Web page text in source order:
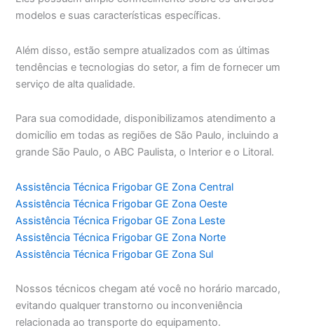
modelos e suas características específicas.
Além disso, estão sempre atualizados com as últimas
tendências e tecnologias do setor, a fim de fornecer um
serviço de alta qualidade.
Para sua comodidade, disponibilizamos atendimento a
domicílio em todas as regiões de São Paulo, incluindo a
grande São Paulo, o ABC Paulista, o Interior e o Litoral.
Assistência Técnica Frigobar GE Zona Central
Assistência Técnica Frigobar GE Zona Oeste
Assistência Técnica Frigobar GE Zona Leste
Assistência Técnica Frigobar GE Zona Norte
Assistência Técnica Frigobar GE Zona Sul
Nossos técnicos chegam até você no horário marcado,
evitando qualquer transtorno ou inconveniência
relacionada ao transporte do equipamento.